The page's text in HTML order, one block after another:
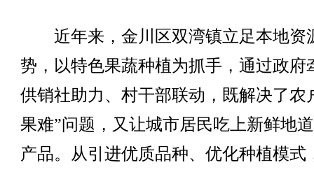
近年来，金川区双湾镇立足本地资
势，以特色果蔬种植为抓手，通过政府
供销社助力、村干部联动，既解决了农
果难”问题，又让城市居民吃上新鲜地
产品。从引进优质品种、优化种植模式